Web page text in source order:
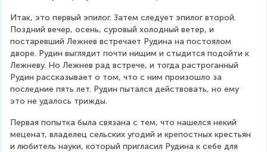
Итак, это первый эпилог. Затем следует эпилог второй.
Поздний вечер, осень, суровый холодный ветер, и
постаревший Лежнев встречает Рудина на постоялом
дворе. Рудин выглядит почти нищим и стыдится подойти к
Лежневу. Но Лежнев рад встрече, и тогда растроганный
Рудин рассказывает о том, что с ним произошло за
последние пять лет. Рудин пытался действовать, но ему
это не удалось трижды.
Первая попытка была связана с тем, что нашелся некий
меценат, владелец сельских угодий и крепостных крестьян
и любитель науки, который пригласил Рудина к себе для